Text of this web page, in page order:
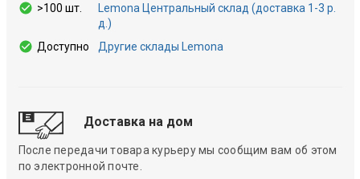
>100 шт.
Lemona Центральный склад (доставка 1-3 р.
д.)
Доступно
Другие склады Lemona
Доставка на дом
После передачи товара курьеру мы сообщим вам об этом
по электронной почте.